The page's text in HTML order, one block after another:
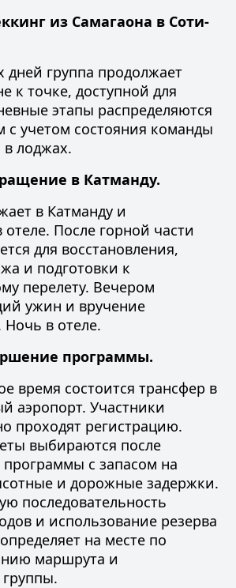
из Самагаона в Соти-
дней группа продолжает
к точке, доступной для
этапы распределяются
с учетом состояния команды
лоджах.
в Катманду.
в Катманду и
После горной части
для восстановления,
и подготовки к
перелету. Вечером
ужин и вручение
Ночь в отеле.
программы.
время состоится трансфер в
аэропорт. Участники
проходят регистрацию.
выбираются после
программы с запасом на
и дорожные задержки.
последовательность
и использование резерва
на месте по
маршрута и